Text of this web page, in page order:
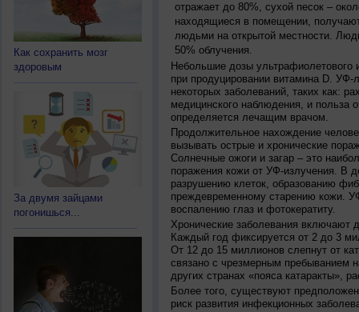
Как сохранить мозг
здоровым
За двумя зайцами
погонишься...
отражает до 80%, сухой песок –
находящиеся в помещении,
людьми на открытой местности.
50% облучения.
Небольшие дозы ультрафиолетового
при продуцировании витамина D.
некоторых заболеваний, таких как:
медицинского наблюдения, и польза
определяется лечащим врачом.
Продолжительное нахождение
вызывать острые и хронические
Солнечные ожоги и загар – это
поражения кожи от УФ-излучения. В
разрушению клеток, образованию
преждевременному старению кожи.
воспалению глаз и фотокератиту.
Хронические заболевания включают
Каждый год фиксируется от 2 до 3
От 12 до 15 миллионов слепнут от
связано с чрезмерным пребыванием
других странах «пояса катаракты»,
Более того, существуют
риск развития инфекционных